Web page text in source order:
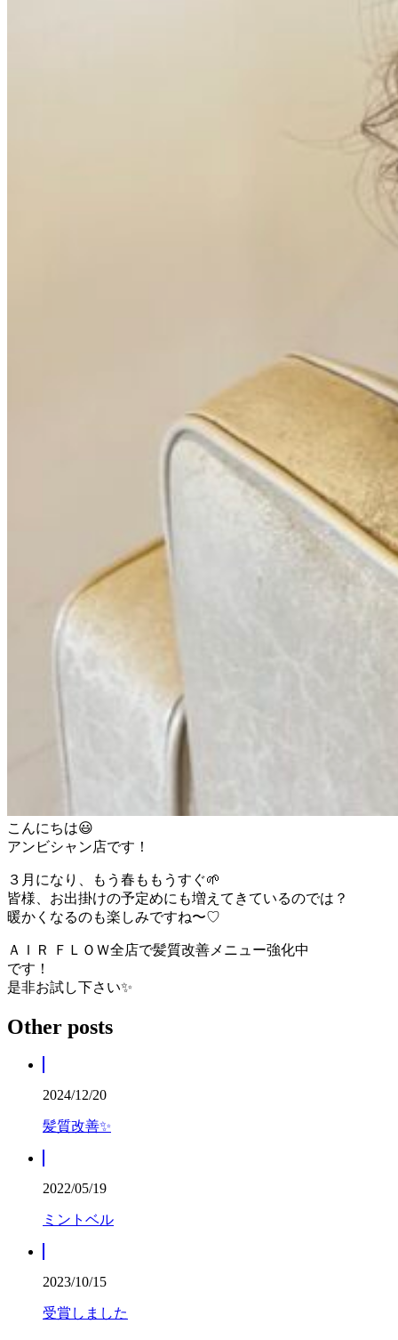
こんにちは😃
アンビシャン店です！
３月になり、もう春ももうすぐ🌱
皆様、お出掛けの予定めにも増えてきているのでは？
暖かくなるのも楽しみですね〜♡
ＡＩＲ ＦＬＯＷ全店で髪質改善メニュー強化中
です！
是非お試し下さい✨
Other posts
2024/12/20
髪質改善✨
2022/05/19
ミントベル
2023/10/15
受賞しました